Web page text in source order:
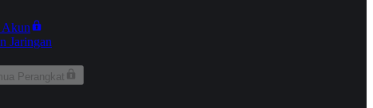
Akun
Jaringan
Perangkat